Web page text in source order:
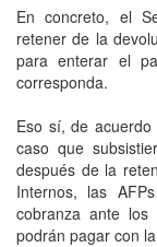
En concreto, el
retener de la
para enterar el
corresponda.
Eso sí, de
caso que
después de la
Internos, las
cobranza ante los
podrán pagar con